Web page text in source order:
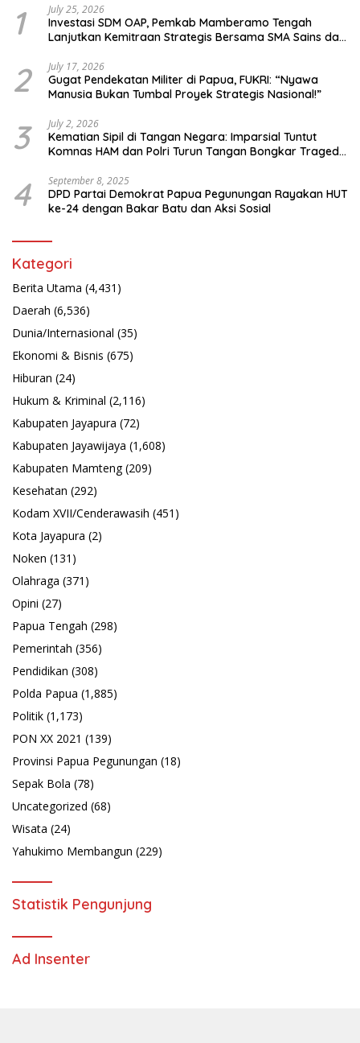
1 July 25, 2026
Investasi SDM OAP, Pemkab Mamberamo Tengah
Lanjutkan Kemitraan Strategis Bersama SMA Sains dan
2 July 17, 2026
Gugat Pendekatan Militer di Papua, FUKRI: “Nyawa
Manusia Bukan Tumbal Proyek Strategis Nasional!”
3 July 2, 2026
Kematian Sipil di Tangan Negara: Imparsial Tuntut
Komnas HAM dan Polri Turun Tangan Bongkar Tragedi
4 September 8, 2025
DPD Partai Demokrat Papua Pegunungan Rayakan HUT
ke-24 dengan Bakar Batu dan Aksi Sosial
Kategori
Berita Utama (4,431)
Daerah (6,536)
Dunia/Internasional (35)
Ekonomi & Bisnis (675)
Hiburan (24)
Hukum & Kriminal (2,116)
Kabupaten Jayapura (72)
Kabupaten Jayawijaya (1,608)
Kabupaten Mamteng(209)
Kesehatan (292)
Kodam XVII/Cenderawasih (451)
Kota Jayapura (2)
Noken (131)
Olahraga (371)
Opini (27)
Papua Tengah (298)
Pemerintah (356)
Pendidikan (308)
Polda Papua (1,885)
Politik (1,173)
PON XX 2021 (139)
Provinsi Papua Pegunungan (18)
Sepak Bola (78)
Uncategorized (68)
Wisata (24)
Yahukimo Membangun (229)
Statistik Pengunjung
Ad Insenter